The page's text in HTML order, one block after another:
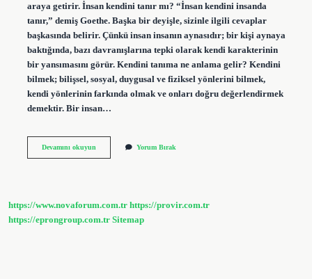
araya getirir. İnsan kendini tanır mı? “İnsan kendini insanda
tanır,” demiş Goethe. Başka bir deyişle, sizinle ilgili cevaplar
başkasında belirir. Çünkü insan insanın aynasıdır; bir kişi aynaya
baktığında, bazı davranışlarına tepki olarak kendi karakterinin
bir yansımasını görür. Kendini tanıma ne anlama gelir? Kendini
bilmek; bilişsel, sosyal, duygusal ve fiziksel yönlerini bilmek,
kendi yönlerinin farkında olmak ve onları doğru değerlendirmek
demektir. Bir insan…
Devamını okuyunBir
Yorum Bırak
https://www.novaforum.com.tr https://provir.com.tr
https://eprongroup.com.tr Sitemap